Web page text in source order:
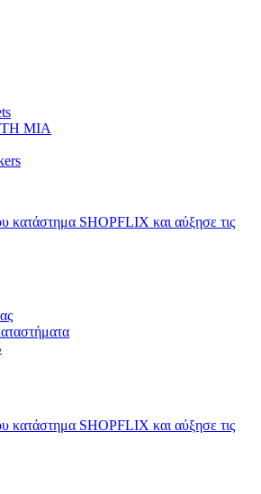
ΤΗ ΜΙΑ
κατάστημα SHOPFLIX και αύξησε τις
κατάστημα SHOPFLIX και αύξησε τις